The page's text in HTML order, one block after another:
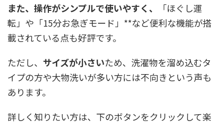
また、 操作がシンプルで使いやすく、
「ほぐし運
転」や「15分お急ぎモード」**など便利な機能が搭
載されている点も好評です。
ただし、 サイズが小さいため、洗濯物を溜め込むタ
イプの方や大物洗いが多い方には不向きという声も
あります。
詳しく知りたい方は、下のボタンをクリックして楽